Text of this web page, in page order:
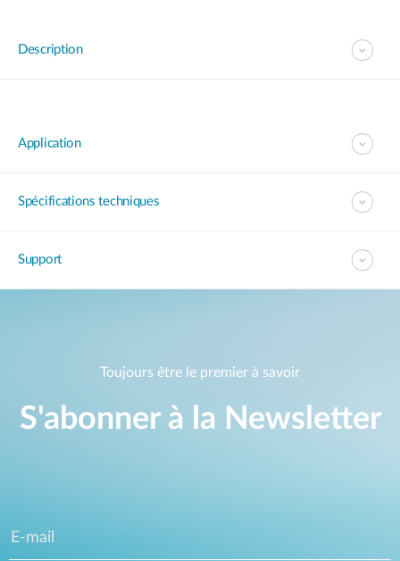
Description
Application
Spécifications techniques
Support
Toujours être le premier à savoir
S'abonner à la Newsletter